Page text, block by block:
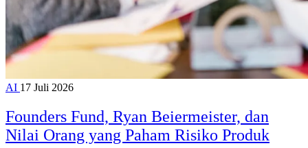
AI 17 Juli 2026
Founders Fund, Ryan Beiermeister, dan
Nilai Orang yang Paham Risiko Produk